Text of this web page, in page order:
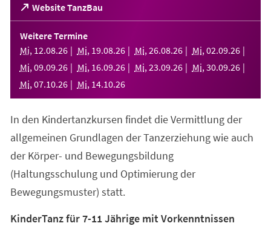
Website TanzBau
(Öffnet
in
einem
neuen
Tab)
Weitere Termine
Mi, 12.08.26 Mi, 19.08.26 Mi, 26.08.26 Mi, 02.09.26
Mi, 09.09.26 Mi, 16.09.26 Mi, 23.09.26 Mi, 30.09.26
Mi, 07.10.26 Mi, 14.10.26
In den Kindertanzkursen findet die Vermittlung der
allgemeinen Grundlagen der Tanzerziehung wie auch
der Körper- und Bewegungsbildung
(Haltungsschulung und Optimierung der
Bewegungsmuster) statt.
KinderTanz für 7-11 Jährige mit Vorkenntnissen